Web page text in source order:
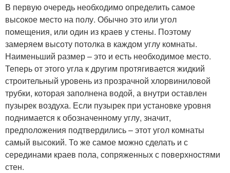
В первую очередь необходимо определить самое
высокое место на полу. Обычно это или угол
помещения, или один из краев у стены. Поэтому
замеряем высоту потолка в каждом углу комнаты.
Наименьший размер – это и есть необходимое место.
Теперь от этого угла к другим протягивается жидкий
строительный уровень из прозрачной хлорвиниловой
трубки, которая заполнена водой, а внутри оставлен
пузырек воздуха. Если пузырек при установке уровня
поднимается к обозначенному углу, значит,
предположения подтвердились – этот угол комнаты
самый высокий. То же самое можно сделать и с
серединами краев пола, сопряженных с поверхностями
стен.